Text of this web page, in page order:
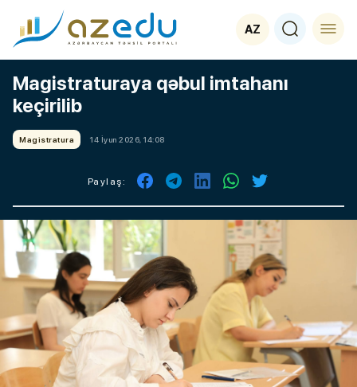
AZ
Magistraturaya qəbul imtahanı
keçirilib
Magistratura 14 İyun 2026, 14:08
Paylaş: